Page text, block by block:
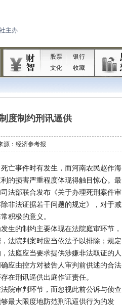
度制约刑讯逼供
：经济参考报
事件时有发生，而河南农民赵作海
的损害严重程度体现得触目惊心。最
法部联合发布《关于办理死刑案件审
非法证据若干问题的规定》，对于减
积极的意义。
的制约主要体现在法院庭审环节，
法院判案时应当依法予以排除；规定
法庭应当要求提供涉嫌非法取证的人
应由控方对被告人审判前供述的合法
在刑讯逼供出庭作证责任。
审判环节，而忽视此前公诉与侦查
最大限度地防范刑讯逼供行为的发